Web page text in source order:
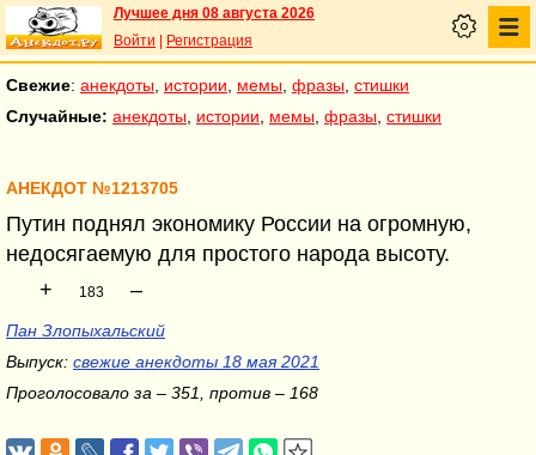
Лучшее дня 08 августа 2026
Войти
Регистрация
Свежие: анекдоты истории мемы фразы стишки
Случайные: анекдоты истории мемы фразы стишки
АНЕКДОТ №1213705
Путин поднял экономику России на огромную,
недосягаемую для простого народа высоту.
+
183 –
Пан Злопыхальский
Выпуск: свежие анекдоты 18 мая 2021
Проголосовало за – 351, против – 168